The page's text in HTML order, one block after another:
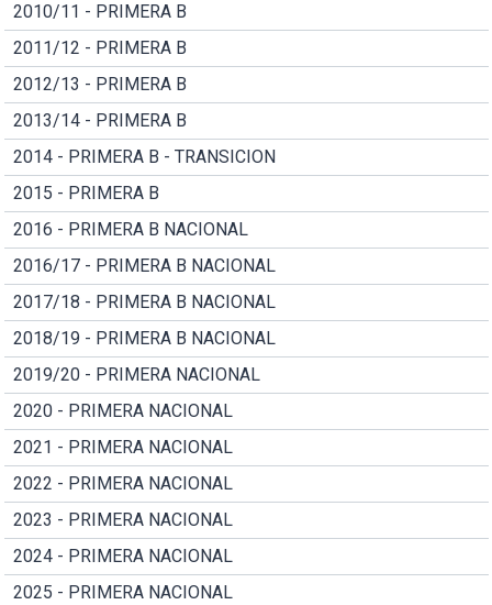
2010/11 - PRIMERA B
2011/12 - PRIMERA B
2012/13 - PRIMERA B
2013/14 - PRIMERA B
2014 - PRIMERA B - TRANSICION
2015 - PRIMERA B
2016 - PRIMERA B NACIONAL
2016/17 - PRIMERA B NACIONAL
2017/18 - PRIMERA B NACIONAL
2018/19 - PRIMERA B NACIONAL
2019/20 - PRIMERA NACIONAL
2020 - PRIMERA NACIONAL
2021 - PRIMERA NACIONAL
2022 - PRIMERA NACIONAL
2023 - PRIMERA NACIONAL
2024 - PRIMERA NACIONAL
2025 - PRIMERA NACIONAL